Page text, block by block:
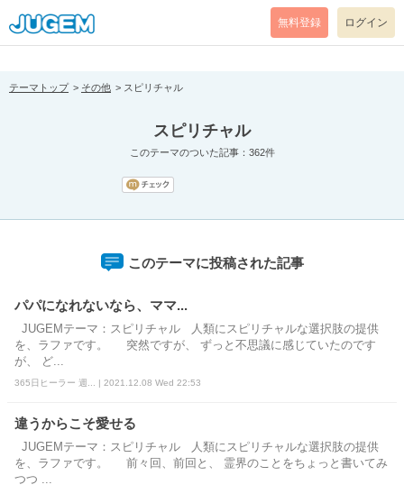
[pear_error: message="Success" code=0 mode=return level=notice
prefix="" info=""]
無料登録 ログイン
テーマトップ その他 スピリチャル
スピリチャル
このテーマのついた記事：362件
このテーマに投稿された記事
パパになれないなら、ママ...
JUGEMテーマ：スピリチャル 人類にスピリチャルな選択肢の提供
を、ラファです。 突然ですが、 ずっと不思議に感じていたのです
が、 ど...
365日ヒーラー 週... | 2021.12.08 Wed 22:53
違うからこそ愛せる
JUGEMテーマ：スピリチャル 人類にスピリチャルな選択肢の提供
を、ラファです。 前々回、前回と、 霊界のことをちょっと書いてみ
つつ ...